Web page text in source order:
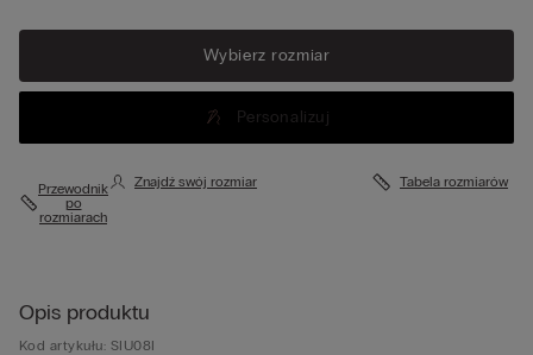
Wybierz rozmiar
Personalizuj
Przewodnik
po
rozmiarach
Znajdź swój rozmiar Tabela rozmiarów
Opis produktu
Kod artykułu: SIU08I